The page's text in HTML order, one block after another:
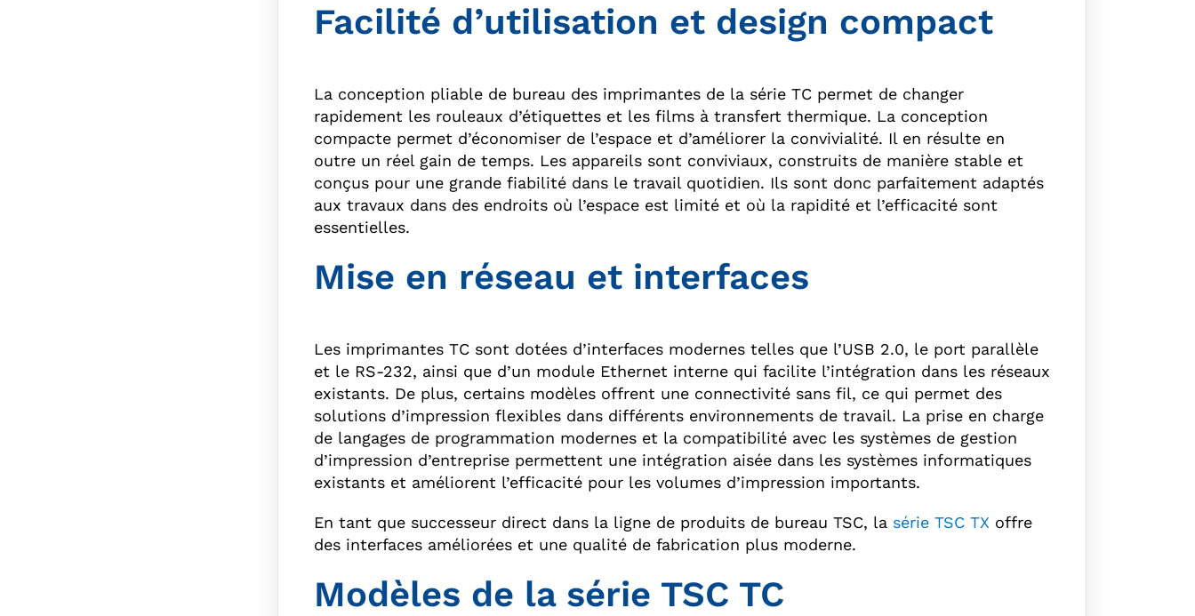
Facilité d’utilisation et design compact
La conception pliable de bureau des imprimantes de la série TC permet de changer
rapidement les rouleaux d’étiquettes et les films à transfert thermique. La conception
compacte permet d’économiser de l’espace et d’améliorer la convivialité. Il en résulte en
outre un réel gain de temps. Les appareils sont conviviaux, construits de manière stable et
conçus pour une grande fiabilité dans le travail quotidien. Ils sont donc parfaitement adaptés
aux travaux dans des endroits où l’espace est limité et où la rapidité et l’efficacité sont
essentielles.
Mise en réseau et interfaces
Les imprimantes TC sont dotées d’interfaces modernes telles que l’USB 2.0, le port parallèle
et le RS-232, ainsi que d’un module Ethernet interne qui facilite l’intégration dans les réseaux
existants. De plus, certains modèles offrent une connectivité sans fil, ce qui permet des
solutions d’impression flexibles dans différents environnements de travail. La prise en charge
de langages de programmation modernes et la compatibilité avec les systèmes de gestion
d’impression d’entreprise permettent une intégration aisée dans les systèmes informatiques
existants et améliorent l’efficacité pour les volumes d’impression importants.
En tant que successeur direct dans la ligne de produits de bureau TSC, la série TSC TX offre
des interfaces améliorées et une qualité de fabrication plus moderne.
Modèles de la série TSC TC